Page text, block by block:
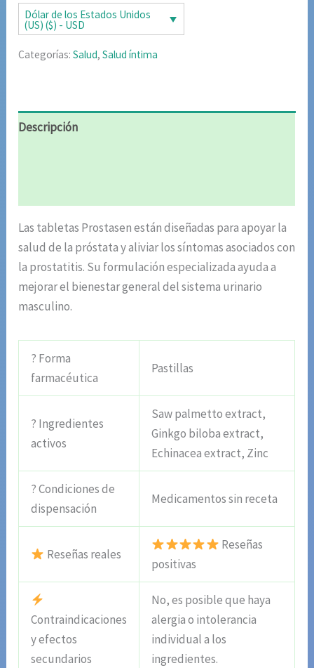
era:
$85.02.
es:
$42.51.
Dólar de los Estados Unidos
(US) ($) - USD
Categorías:Salud,Salud íntima
Descripción
Las tabletas Prostasen están diseñadas para apoyar la
salud de la próstata y aliviar los síntomas asociados con
la prostatitis. Su formulación especializada ayuda a
mejorar el bienestar general del sistema urinario
masculino.
? Forma
farmacéutica
Pastillas
? Ingredientes
activos
Saw palmetto extract,
Ginkgo biloba extract,
Echinacea extract, Zinc
? Condiciones de
dispensación
Medicamentos sin receta
Reseñas reales
Reseñas
positivas
Contraindicaciones
y efectos
secundarios
No, es posible que haya
alergia o intolerancia
individual a los
ingredientes.